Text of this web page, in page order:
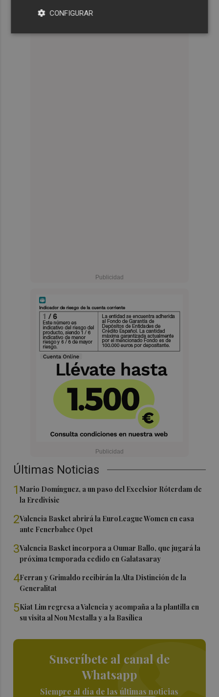
Últimas Noticias
1Mario Domínguez, a un paso del Excelsior Róterdam de
la Eredivisie
2Valencia Basket abrirá la EuroLeague Women en casa
ante Fenerbahce Opet
3Valencia Basket incorpora a Oumar Ballo, que jugará la
próxima temporada cedido en Galatasaray
4Ferran y Grimaldo recibirán la Alta Distinción de la
Generalitat
5Kiat Lim regresa a Valencia y acompaña a la plantilla en
su visita al Nou Mestalla y a la Basílica
Suscríbete al canal de
Whatsapp
Siempre al día de las últimas noticias
CONFIGURAR